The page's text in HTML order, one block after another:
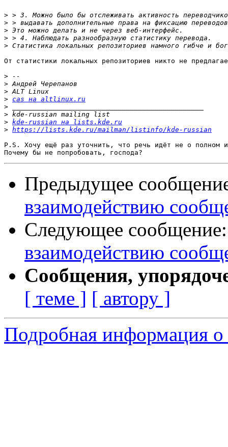
>
>
>
>
>
От статистики локальных репозиториев никто не
>
>
>
> cas на altlinux.ru
>
>
> kde-russian на lists.kde.ru
> https://lists.kde.ru/mailman/listinfo/kde-russian
P.S. Хочу ещё раз уточнить, что речь идёт не о полном
Предыдущее
взаимодействию
Следующее
взаимодействию
Сообщения,
[ теме ] [ автору ]
Подробная информация о